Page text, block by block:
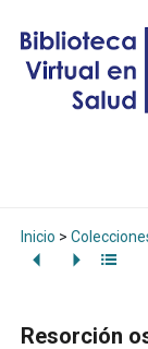
Inicio >
Resorción